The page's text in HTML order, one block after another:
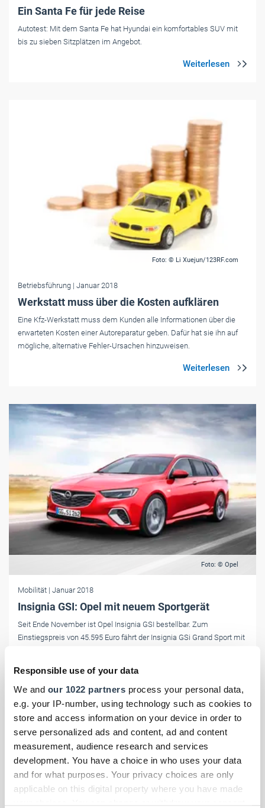
Responsible use of your data
We and our 1022 partners process your personal data,
e.g. your IP-number, using technology such as cookies to
store and access information on your device in order to
serve personalized ads and content, ad and content
measurement, audience research and services
development. You have a choice in who uses your data
and for what purposes. Your privacy choices are only
applicable on this digital property where you have made
Ein Santa Fe für jede Reise
Autotest: Mit dem Santa Fe hat Hyundai ein komfortables SUV mit
bis zu sieben Sitzplätzen im Angebot.
Foto: © Li Xuejun/123RF.com
Betriebsführung | Januar 2018
Werkstatt muss über die Kosten aufklären
Eine Kfz-Werkstatt muss dem Kunden alle Informationen über die
erwarteten Kosten einer Autoreparatur geben. Dafür hat sie ihn auf
mögliche, alternative Fehler-Ursachen hinzuweisen.
Foto: © Opel
Mobilität | Januar 2018
Insignia GSI: Opel mit neuem Sportgerät
Seit Ende November ist Opel Insignia GSI bestellbar. Zum
Einstiegspreis von 45.595 Euro fährt der Insignia GSi Grand Sport mit